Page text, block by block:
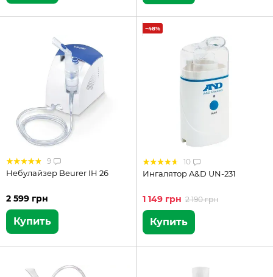
9
Небулайзер Beurer IH 26
2 599 грн
Купить
−48%
10
Ингалятор A&D UN-231
1 149 грн 2 190 грн
Купить